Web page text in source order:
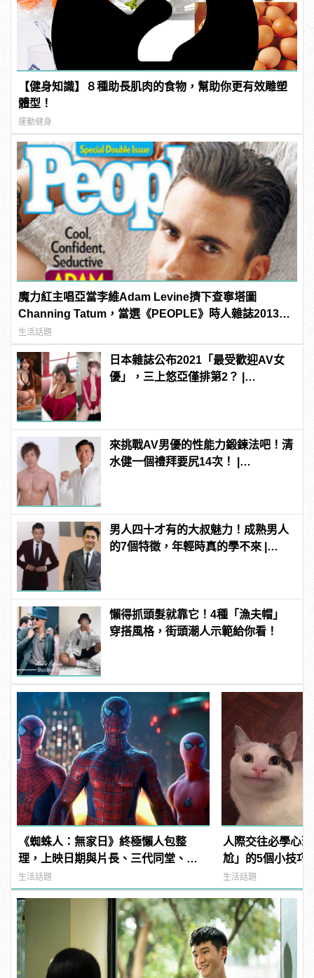
【健身知識】８種助長肌肉的食物，幫助你更有效雕塑
體型！
運動健身
魔力紅主唱亞當李維Adam Levine擠下查寧塔圖
Channing Tatum，當選《PEOPLE》時人雜誌2013年
最性感男人！
生活話題
日本雜誌公布2021「最受歡迎AV女
優」，三上悠亞僅排第2？ |
來挑戰AV男優的性能力鍛鍊法吧！清
水健一個禮拜要尻14次！ |
男人四十才有的大叔魅力！成熟男人
的7個特徵，年輕時真的學不來 |
懶得抓頭髮就靠它！4種「漁夫帽」
穿搭風格，街頭潮人示範給你看！
《蜘蛛人：無家日》終極懶人包整
理，上映日期與片長、三代同堂、湯
姆霍蘭德去向......
生活話題
人際交往必學心
尬」的5個小技巧
魅力！ |
生活話題